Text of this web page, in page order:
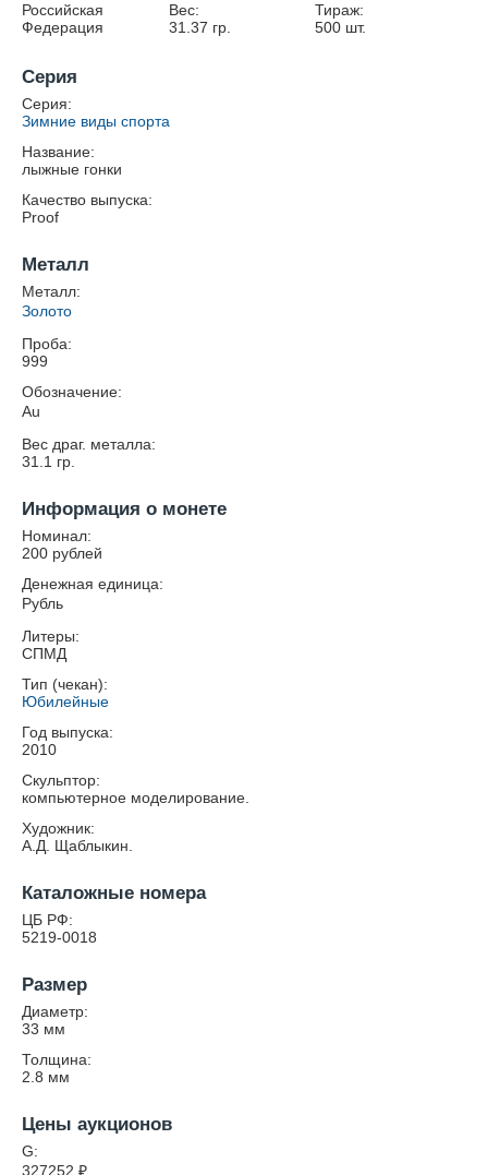
Российская
Федерация
Вес:
31.37 гр.
Тираж:
500 шт.
Серия
Серия:
Зимние виды спорта
Название:
лыжные гонки
Качество выпуска:
Proof
Металл
Металл:
Золото
Проба:
999
Обозначение:
Au
Вес драг. металла:
31.1 гр.
Информация о монете
Номинал:
200 рублей
Денежная единица:
Рубль
Литеры:
СПМД
Тип (чекан):
Юбилейные
Год выпуска:
2010
Скульптор:
компьютерное моделирование.
Художник:
А.Д. Щаблыкин.
Каталожные номера
ЦБ РФ:
5219-0018
Размер
Диаметр:
33 мм
Толщина:
2.8 мм
Цены аукционов
G:
327252 ₽